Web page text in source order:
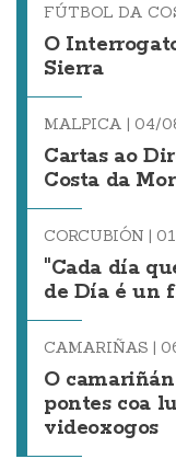
FÚTBOL DA
O
Sierra
MALPICA | 04/
Cartas ao
Costa da
CORCUBIÓN |
"Cada día
de Día é un
CAMARIÑAS |
O
pontes coa
videoxogos